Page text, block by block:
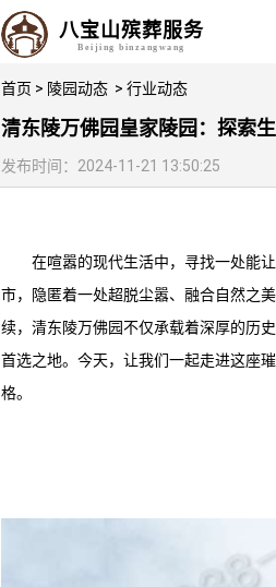
八宝山殡葬服务
Beijing binzangwang
首页 > 陵园动态 > 行业动态
清东陵万佛园皇家陵园：探索
发布时间：2024-11-21 13:50:25
在喧嚣的现代生活中，寻找一处能
市，隐匿着一处超脱尘嚣、融合自然之
续， 清东陵万佛园不仅承载着深厚的历
首选之地。今天，让我们一起走进这座
格。